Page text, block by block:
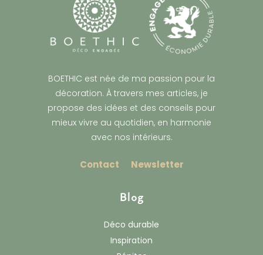
BOETHIC est née de ma passion pour la
décoration. À travers mes articles, je
propose des idées et des conseils pour
mieux vivre au quotidien, en harmonie
avec nos intérieurs.
Contact Newsletter
Blog
Déco durable
Inspiration